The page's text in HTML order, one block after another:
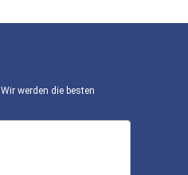
werden die besten